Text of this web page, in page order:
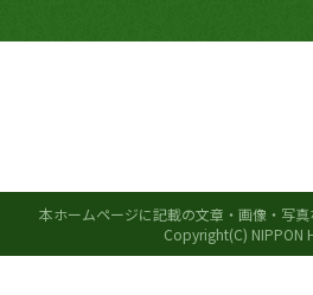
本ホームページに記載の文章・画像・写
Copyright(C) NIPPON